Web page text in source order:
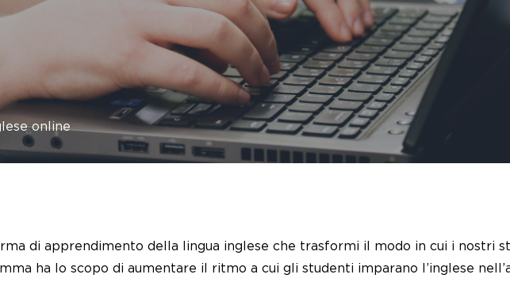
online
di apprendimento della lingua inglese che trasformi il modo in cui i nostri
ha lo scopo di aumentare il ritmo a cui gli studenti imparano l’inglese